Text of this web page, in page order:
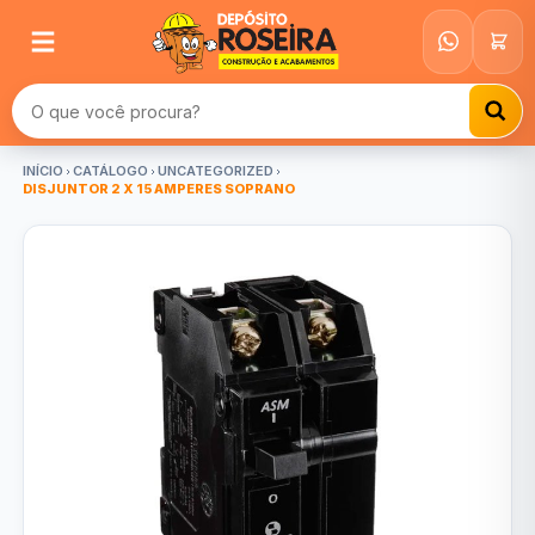
Buscar produtos
INÍCIO CATÁLOGO
UNCATEGORIZED
DISJUNTOR 2 X 15 AMPERES SOPRANO